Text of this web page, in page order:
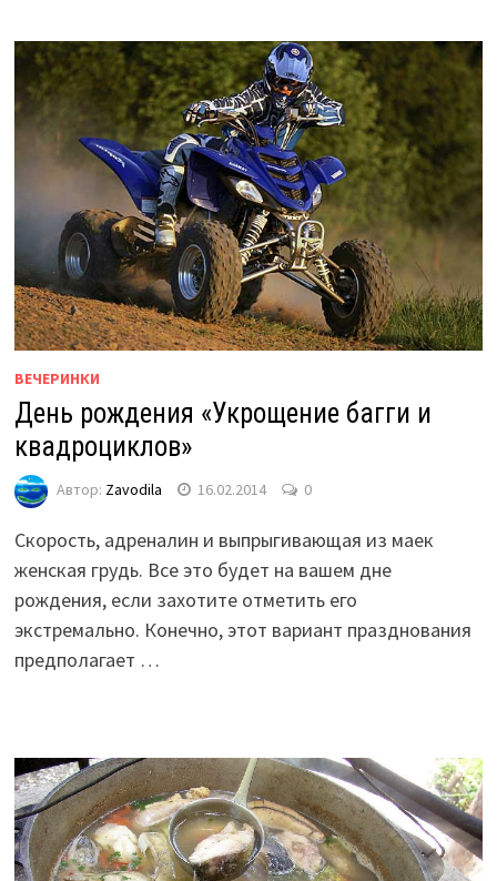
ВЕЧЕРИНКИ
День рождения «Укрощение багги и
квадроциклов»
Автор: Zavodila 16.02.2014 0
Скорость, адреналин и выпрыгивающая из маек
женская грудь. Все это будет на вашем дне
рождения, если захотите отметить его
экстремально. Конечно, этот вариант празднования
предполагает …